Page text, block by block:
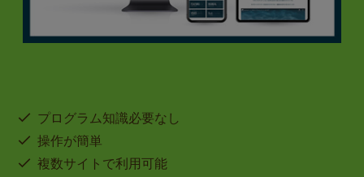
プログラム知識必要なし
操作が簡単
複数サイトで利用可能